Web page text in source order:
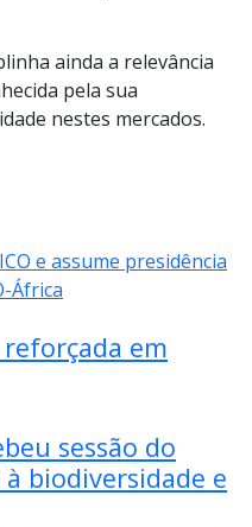
ainda a relevância
pela sua
nestes mercados.
em
sessão do
biodiversidade e